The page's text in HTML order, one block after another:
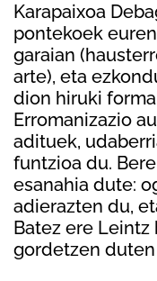
Karapaixoa
pontekoek
garaian
arte), eta
dion hiruki
Erromanizazio
adituek,
funtzioa du.
esanahia dute:
adierazten du,
Batez ere Leintz
gordetzen